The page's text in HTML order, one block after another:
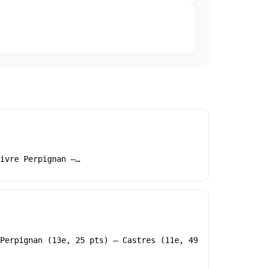
Perpignan –…
(13e, 25 pts) – Castres (11e, 49